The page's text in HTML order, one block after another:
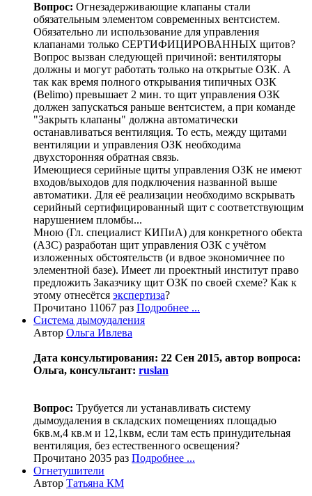
Вопрос: Огнезадерживающие клапаны стали
обязательным элементом современных вентсистем.
Обязательно ли использование для управления
клапанами только СЕРТИФИЦИРОВАННЫХ щитов?
Вопрос вызван следующей причиной: вентиляторы
должны и могут работать только на открытые ОЗК. А
так как время полного открывания типичных ОЗК
(Belimo) превышает 2 мин. то щит управления ОЗК
должен запускаться раньше вентсистем, а при команде
"Закрыть клапаны" должна автоматически
останавливаться вентиляция. То есть, между щитами
вентиляции и управления ОЗК необходима
двухсторонняя обратная связь.
Имеющиеся серийные щиты управления ОЗК не имеют
входов/выходов для подключения названной выше
автоматики. Для её реализации необходимо вскрывать
серийный сертифицированный щит с соответствующим
нарушением пломбы...
Мною (Гл. специалист КИПиА) для конкретного обекта
(АЗС) разработан щит управления ОЗК с учётом
изложенных обстоятельств (и вдвое экономичнее по
элементной базе). Имеет ли проектный институт право
предложить Заказчику щит ОЗК по своей схеме? Как к
этому отнесётся экспертиза?
Прочитано 11067 раз Подробнее ...
Система дымоудаления
Автор Ольга Ивлева
Дата консультирования: 22 Сен 2015, автор вопроса:
Ольга, консультант: ruslan
Вопрос: Трубуется ли устанавливать систему
дымоудаления в складских помещениях площадью
6кв.м,4 кв.м и 12,1квм, если там есть принудительная
вентиляция, без естественного освещения?
Прочитано 2035 раз Подробнее ...
Огнетушители
Автор Татьяна КМ